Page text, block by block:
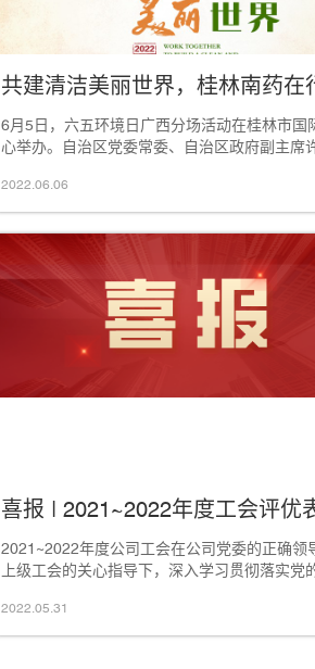
共建清洁美丽世界，桂林南药在
6月5日，六五环境日广西分场活动在桂林市国
心举办。自治区党委常委、自治区政府副主席
桂林市市长李楚参加活动并致辞。自治区人大
2022.06.06
喜报 | 2021~2022年度工会评优
2021~2022年度公司工会在公司党委的正确领
上级工会的关心指导下，深入学习贯彻落实党
2022.05.31